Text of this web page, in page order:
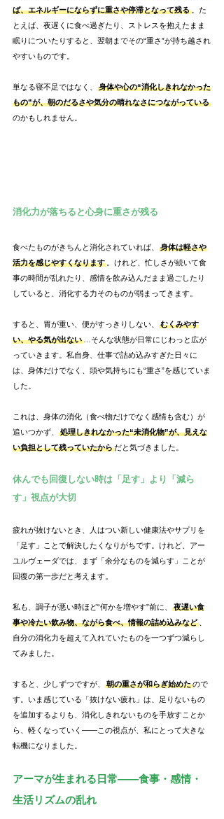
ば、エネルギーにならずに重さや停滞となって残る 。た
とえば、夜遅くに食べ過ぎたり、ストレスを抱えたまま
眠りについたりすると、翌朝までその“重さ”が持ち越され
やすいものです。
単なる寝不足ではなく、
身体や心の“消化しきれなかった
もの”が、朝のだるさや気分の晴れなさにつながっている
のかもしれません。
消化力が落ちると心身に重さが残る
食べたものがきちんと消化されていれば、
身体は軽さや
活力を感じやすくなります 。けれど、忙しさが続いて食
事の時間が乱れたり、感情を飲み込んだまま過ごしたり
していると、消化する力そのものが弱まってきます。
すると、胃が重い、便がすっきりしない、
むくみやす
い、やる気が出ない
…そんな状態が日常にじわっと広が
っていきます。私自身、仕事で詰め込みすぎた日々に
は、身体だけでなく、頭や気持ちにも“重さ”を感じていま
した。
これは、身体の消化（食べ物だけでなく感情も含む）が
追いつかず、
処理しきれなかった“未消化物”が、見えな
い負担として残っていたからだと気づきました。
休んでも回復しない時は「足す」より「減ら
す」視点が大切
疲れが抜けないとき、人はつい新しい健康法やサプリを
「足す」ことで解決したくなりがちです。けれど、アー
ユルヴェーダでは、まず「余分なものを減らす」ことが
回復の第一歩だと考えます。
私も、調子が悪い時ほど“何かを増やす”前に、
夜遅い食
事や冷たい飲み物、ながら食べ、情報の詰め込みなど
自分の消化力を超えて入れていたものを一つずつ減らし
てみました。
すると、少しずつですが、 朝の重さが和らぎ始めたので
す。いま感じている「抜けない疲れ」は、足りないもの
を追加するよりも、消化しきれないものを手放すことか
ら、軽くなっていく——この視点が、私にとって大きな
転機になりました。
アーマが生まれる日常――食事・感情・
生活リズムの乱れ